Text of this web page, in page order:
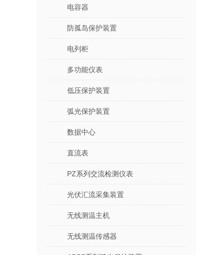
电容器
防孤岛保护装置
电列柜
多功能仪表
低压保护装置
弧光保护装置
数据中心
直流表
PZ系列交流检测仪表
光伏汇流采集装置
无线测温主机
无线测温传感器